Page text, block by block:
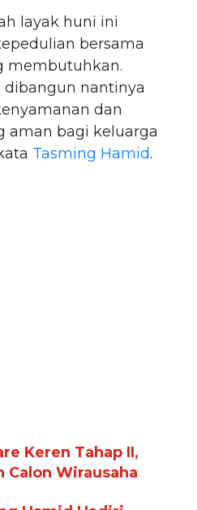
layak huni ini
bersama
membutuhkan.
dibangun nantinya
dan
aman bagi keluarga
Tasming Hamid.
Keren Tahap II,
Wirausaha